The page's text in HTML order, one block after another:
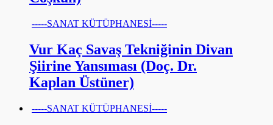
-----SANAT KÜTÜPHANESİ-----
Vur Kaç Savaş Tekniğinin Divan
Şiirine Yansıması (Doç. Dr.
Kaplan Üstüner)
-----SANAT KÜTÜPHANESİ-----